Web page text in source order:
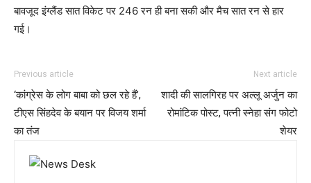
बावजूद इंग्लैंड सात विकेट पर 246 रन ही बना सकी और मैच सात रन से हार
गई।
Previous article
‘कांग्रेस के लोग बाबा को छल रहे हैं’,
टीएस सिंहदेव के बयान पर विजय शर्मा
का तंज
Next article
शादी की सालगिरह पर अल्लू अर्जुन का
रोमांटिक पोस्ट, पत्नी स्नेहा संग फोटो
शेयर